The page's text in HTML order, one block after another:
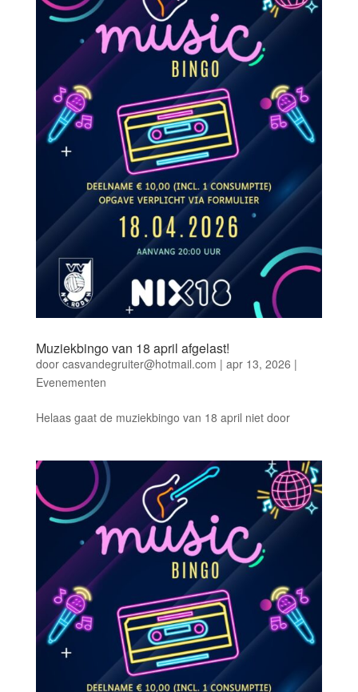
Muziekbingo van 18 april afgelast!
door casvandegruiter@hotmail.com | apr 13, 2026 |
Evenementen
Helaas gaat de muziekbingo van 18 april niet door